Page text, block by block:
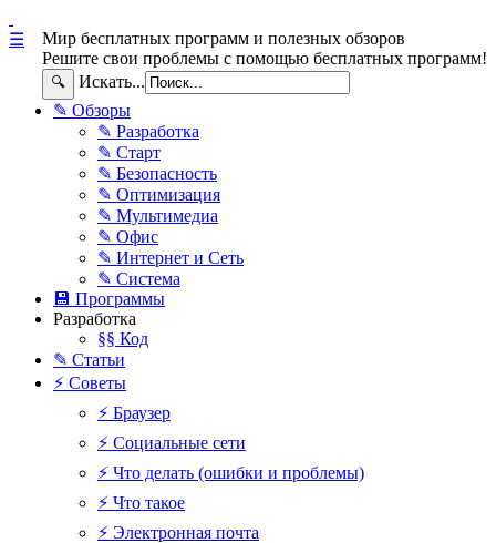
Мир бесплатных программ и полезных обзоров
Решите свои проблемы с помощью бесплатных программ!
🔍 Искать...
☰
✎ Обзоры
✎ Разработка
✎ Старт
✎ Безопасность
✎ Оптимизация
✎ Мультимедиа
✎ Офис
✎ Интернет и Сеть
✎ Система
💾 Программы
Разработка
§§ Код
✎ Статьи
⚡ Советы
⚡ Браузер
⚡ Социальные сети
⚡ Что делать (ошибки и проблемы)
⚡ Что такое
⚡ Электронная почта